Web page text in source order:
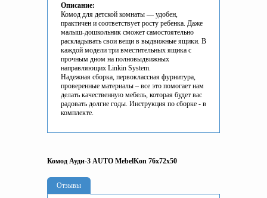
Описание:
Комод для детской комнаты — удобен,
практичен и соответствует росту ребенка. Даже
малыш-дошкольник сможет самостоятельно
раскладывать свои вещи в выдвижные ящики. В
каждой модели три вместительных ящика с
прочным дном на полновыдвижных
направляющих Linkin System.
Надежная сборка, первоклассная фурнитура,
проверенные материалы – все это помогает нам
делать качественную мебель, которая будет вас
радовать долгие годы. Инструкция по сборке - в
комплекте.
Комод Ауди-3 AUTO MebelKon 76x72x50
Отзывы